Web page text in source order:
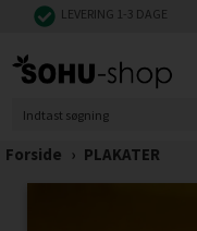
LEVERING 1-3 DAGE
Forside › PLAKATER